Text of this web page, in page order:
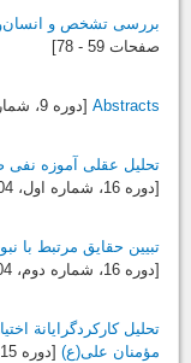
بررسی تشخص و
صفحات 59 - 78]
Abstracts [دوره 9، شماره اول،
تحلیل عقلی آموزه
[دوره 16، شماره اول،
تبیین حقایق مرتبط با
[دوره 16، شماره دوم،
تحلیل کارکردگرایانة
مؤمنان علی(ع) [دوره 15، شماره دوم،